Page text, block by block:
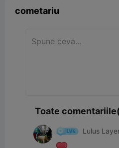
cometariu
Toate
Lulus